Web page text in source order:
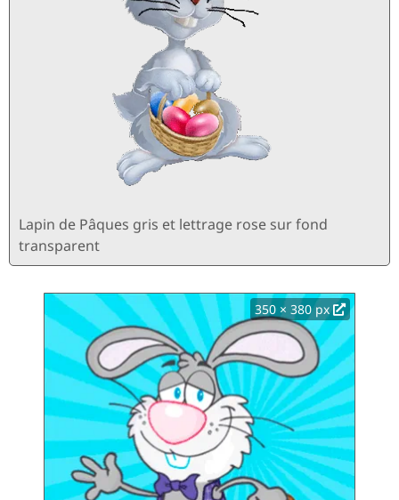
Lapin de Pâques gris et lettrage rose sur fond
transparent
350 × 380 px